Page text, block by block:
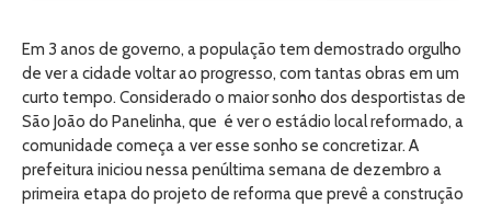
Em 3 anos de governo, a população tem demostrado orgulho
de ver a cidade voltar ao progresso, com tantas obras em um
curto tempo. Considerado o maior sonho dos desportistas de
São João do Panelinha, que é ver o estádio local reformado, a
comunidade começa a ver esse sonho se concretizar. A
prefeitura iniciou nessa penúltima semana de dezembro a
primeira etapa do projeto de reforma que prevê a construção